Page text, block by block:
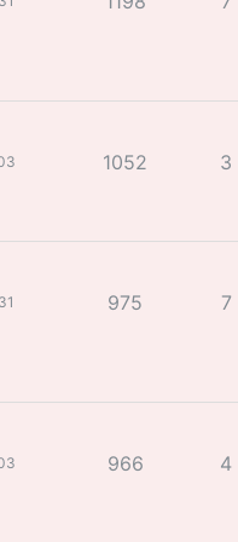
1052 3
975 7
966 4